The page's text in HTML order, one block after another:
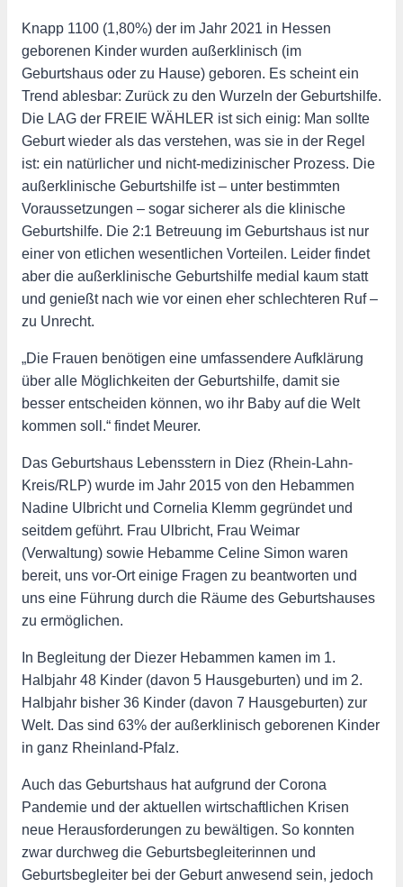
Knapp 1100 (1,80%) der im Jahr 2021 in Hessen
geborenen Kinder wurden außerklinisch (im
Geburtshaus oder zu Hause) geboren. Es scheint ein
Trend ablesbar: Zurück zu den Wurzeln der Geburtshilfe.
Die LAG der FREIE WÄHLER ist sich einig: Man sollte
Geburt wieder als das verstehen, was sie in der Regel
ist: ein natürlicher und nicht-medizinischer Prozess. Die
außerklinische Geburtshilfe ist – unter bestimmten
Voraussetzungen – sogar sicherer als die klinische
Geburtshilfe. Die 2:1 Betreuung im Geburtshaus ist nur
einer von etlichen wesentlichen Vorteilen. Leider findet
aber die außerklinische Geburtshilfe medial kaum statt
und genießt nach wie vor einen eher schlechteren Ruf –
zu Unrecht.
„Die Frauen benötigen eine umfassendere Aufklärung
über alle Möglichkeiten der Geburtshilfe, damit sie
besser entscheiden können, wo ihr Baby auf die Welt
kommen soll.“ findet Meurer.
Das Geburtshaus Lebensstern in Diez (Rhein-Lahn-
Kreis/RLP) wurde im Jahr 2015 von den Hebammen
Nadine Ulbricht und Cornelia Klemm gegründet und
seitdem geführt. Frau Ulbricht, Frau Weimar
(Verwaltung) sowie Hebamme Celine Simon waren
bereit, uns vor-Ort einige Fragen zu beantworten und
uns eine Führung durch die Räume des Geburtshauses
zu ermöglichen.
In Begleitung der Diezer Hebammen kamen im 1.
Halbjahr 48 Kinder (davon 5 Hausgeburten) und im 2.
Halbjahr bisher 36 Kinder (davon 7 Hausgeburten) zur
Welt. Das sind 63% der außerklinisch geborenen Kinder
in ganz Rheinland-Pfalz.
Auch das Geburtshaus hat aufgrund der Corona
Pandemie und der aktuellen wirtschaftlichen Krisen
neue Herausforderungen zu bewältigen. So konnten
zwar durchweg die Geburtsbegleiterinnen und
Geburtsbegleiter bei der Geburt anwesend sein, jedoch